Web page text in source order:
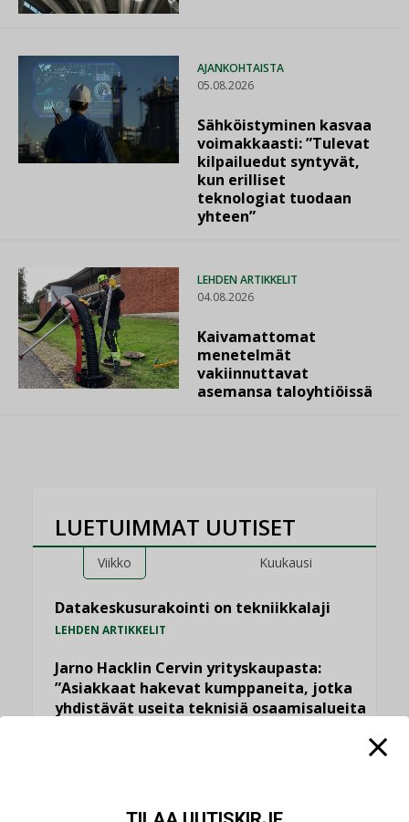
AJANKOHTAISTA
05.08.2026
Sähköistyminen kasvaa
voimakkaasti: ”Tulevat
kilpailuedut syntyvät,
kun erilliset
teknologiat tuodaan
yhteen”
LEHDEN ARTIKKELIT
04.08.2026
Kaivamattomat
menetelmät
vakiinnuttavat
asemansa taloyhtiöissä
LUETUIMMAT UUTISET
Viikko Kuukausi
Datakeskusurakointi on tekniikkalaji
LEHDEN ARTIKKELIT
Jarno Hacklin Cervin yrityskaupasta:
”Asiakkaat hakevat kumppaneita, jotka
yhdistävät useita teknisiä osaamisalueita
”Tulevat kilpailuedut syntyvät, kun